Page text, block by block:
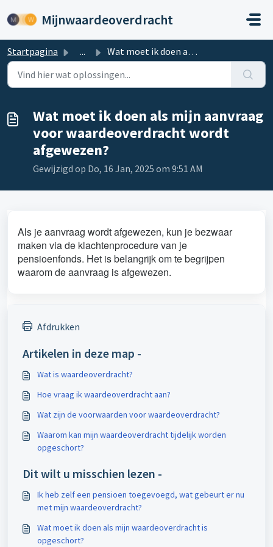
Mijnwaardeoverdracht
Startpagina ... Wat moet ik doen als mijn aanvraag voor waardeoverdracht ...
Wat moet ik doen als mijn aanvraag
voor waardeoverdracht wordt
afgewezen?
Gewijzigd op Do, 16 Jan, 2025 om 9:51 AM
Als je aanvraag wordt afgewezen, kun je bezwaar
maken via de klachtenprocedure van je
pensioenfonds. Het is belangrijk om te begrijpen
waarom de aanvraag is afgewezen.
Afdrukken
Artikelen in deze map -
Wat is waardeoverdracht?
Hoe vraag ik waardeoverdracht aan?
Wat zijn de voorwaarden voor waardeoverdracht?
Waarom kan mijn waardeoverdracht tijdelijk worden
opgeschort?
Dit wilt u misschien lezen -
Ik heb zelf een pensioen toegevoegd, wat gebeurt er nu
met mijn waardeoverdracht?
Wat moet ik doen als mijn waardeoverdracht is
opgeschort?